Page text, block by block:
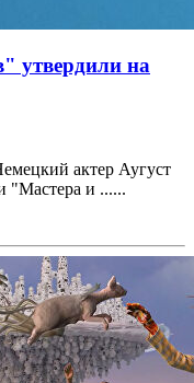
утвердили на
актер Аугуст
"Мастера и ......